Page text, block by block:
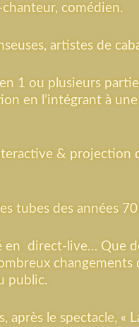
comédien.
artistes de
1 ou plusieurs
en l’intégrant à
& projection
tubes des années
en direct-live… Que
public.
après le spectacle, «